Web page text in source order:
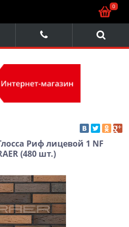
Риф лицевой 1 NF
(480 шт.)
0